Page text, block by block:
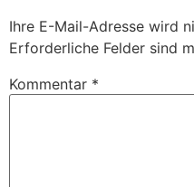
Ihre E-Mail-Adresse wird
Erforderliche Felder sind
Kommentar *